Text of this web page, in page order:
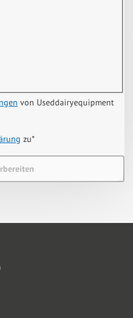
von Useddairyequipment
zu*